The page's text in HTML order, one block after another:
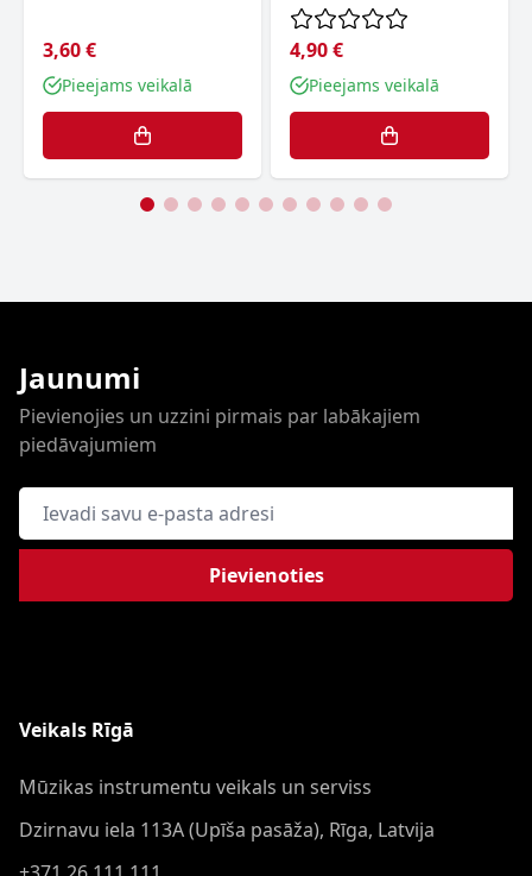
3,60 €
Pieejams veikalā
4,90 €
Pieejams veikalā
Jaunumi
Pievienojies un uzzini pirmais par labākajiem
piedāvajumiem
E-pasta adrese
Pievienoties
Veikals Rīgā
Mūzikas instrumentu veikals un serviss
Dzirnavu iela 113A (Upīša pasāža), Rīga, Latvija